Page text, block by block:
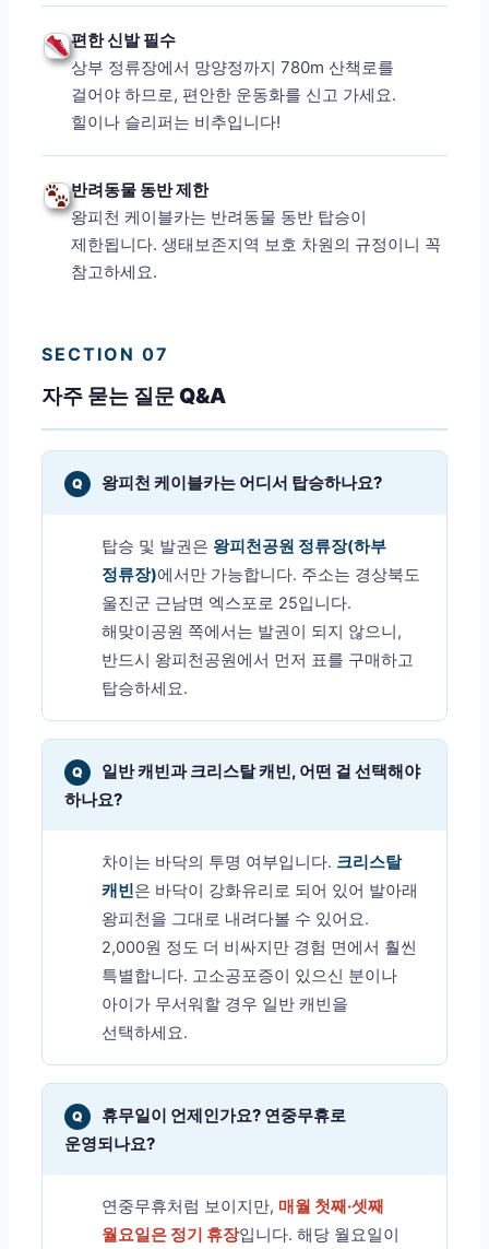
편한 신발 필수
상부 정류장에서 망양정까지 780m 산책로를
걸어야 하므로, 편안한 운동화를 신고 가세요.
힐이나 슬리퍼는 비추입니다!
반려동물 동반 제한
왕피천 케이블카는 반려동물 동반 탑승이
제한됩니다. 생태보존지역 보호 차원의 규정이니 꼭
참고하세요.
SECTION 07
자주 묻는 질문 Q&A
Q 왕피천 케이블카는 어디서 탑승하나요?
탑승 및 발권은 왕피천공원 정류장(하부
정류장)에서만 가능합니다. 주소는 경상북도
울진군 근남면 엑스포로 25입니다.
해맞이공원 쪽에서는 발권이 되지 않으니,
반드시 왕피천공원에서 먼저 표를 구매하고
탑승하세요.
Q
일반 캐빈과 크리스탈 캐빈, 어떤 걸 선택해야
하나요?
차이는 바닥의 투명 여부입니다. 크리스탈
캐빈은 바닥이 강화유리로 되어 있어 발아래
왕피천을 그대로 내려다볼 수 있어요.
2,000원 정도 더 비싸지만 경험 면에서 훨씬
특별합니다. 고소공포증이 있으신 분이나
아이가 무서워할 경우 일반 캐빈을
선택하세요.
Q
휴무일이 언제인가요? 연중무휴로
운영되나요?
연중무휴처럼 보이지만, 매월 첫째·셋째
월요일은 정기 휴장입니다. 해당 월요일이